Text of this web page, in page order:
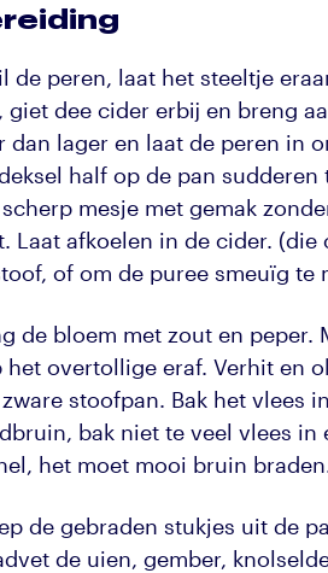
de peren, laat het steeltje
giet dee cider erbij en breng
dan lager en laat de peren in
half op de pan
mesje met gemak
Laat afkoelen in de cider.
of om de puree smeuïg te
de bloem met zout en peper.
het overtollige eraf. Verhit en
stoofpan. Bak het vlees
bak niet te veel vlees in
het moet mooi bruin
de gebraden stukjes uit de
de uien, gember,